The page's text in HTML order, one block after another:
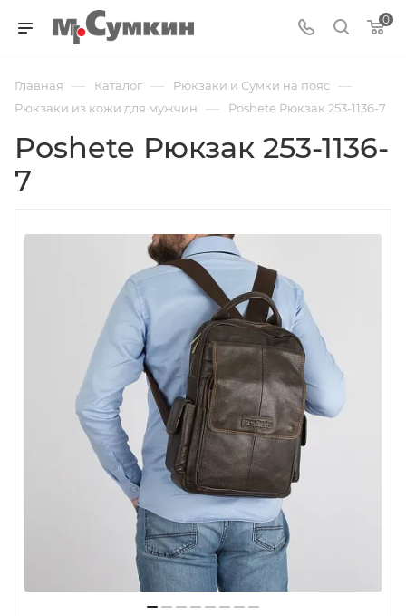
0
Главная — Каталог — Рюкзаки и Сумки на пояс —
Рюкзаки из кожи для мужчин — Poshete Рюкзак 253-1136-7
Poshete Рюкзак 253-1136-
7